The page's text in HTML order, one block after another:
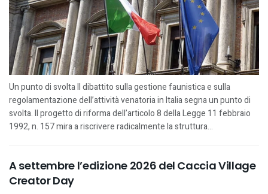
Un punto di svolta Il dibattito sulla gestione faunistica e sulla
regolamentazione dell’attività venatoria in Italia segna un punto di
svolta. Il progetto di riforma dell’articolo 8 della Legge 11 febbraio
1992, n. 157 mira a riscrivere radicalmente la struttura...
A settembre l’edizione 2026 del Caccia Village
Creator Day